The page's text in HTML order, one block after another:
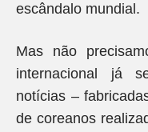
escândalo mundial.
Mas não
internacional já
notícias –
de coreanos